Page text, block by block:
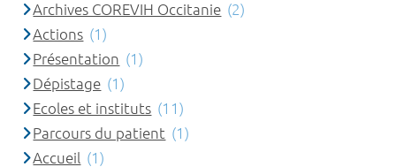
Archives COREVIH Occitanie (2)
Actions (1)
Présentation (1)
Dépistage (1)
Ecoles et instituts (11)
Parcours du patient (1)
Accueil (1)